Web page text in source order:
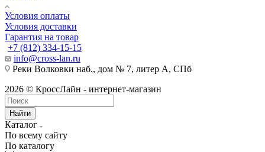
Условия оплаты
Условия доставки
Гарантия на товар
+7 (812) 334-15-15
info@cross-lan.ru
Реки Волковки наб., дом № 7, литер А, СПб
2026 © КроссЛайн - интернет-магазин
Найти
Каталог
По всему сайту
По каталогу